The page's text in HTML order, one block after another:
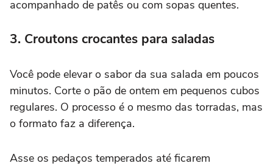
acompanhado de patês ou com sopas quentes.
3. Croutons crocantes para saladas
Você pode elevar o sabor da sua salada em poucos
minutos. Corte o pão de ontem em pequenos cubos
regulares. O processo é o mesmo das torradas, mas
o formato faz a diferença.
Asse os pedaços temperados até ficarem